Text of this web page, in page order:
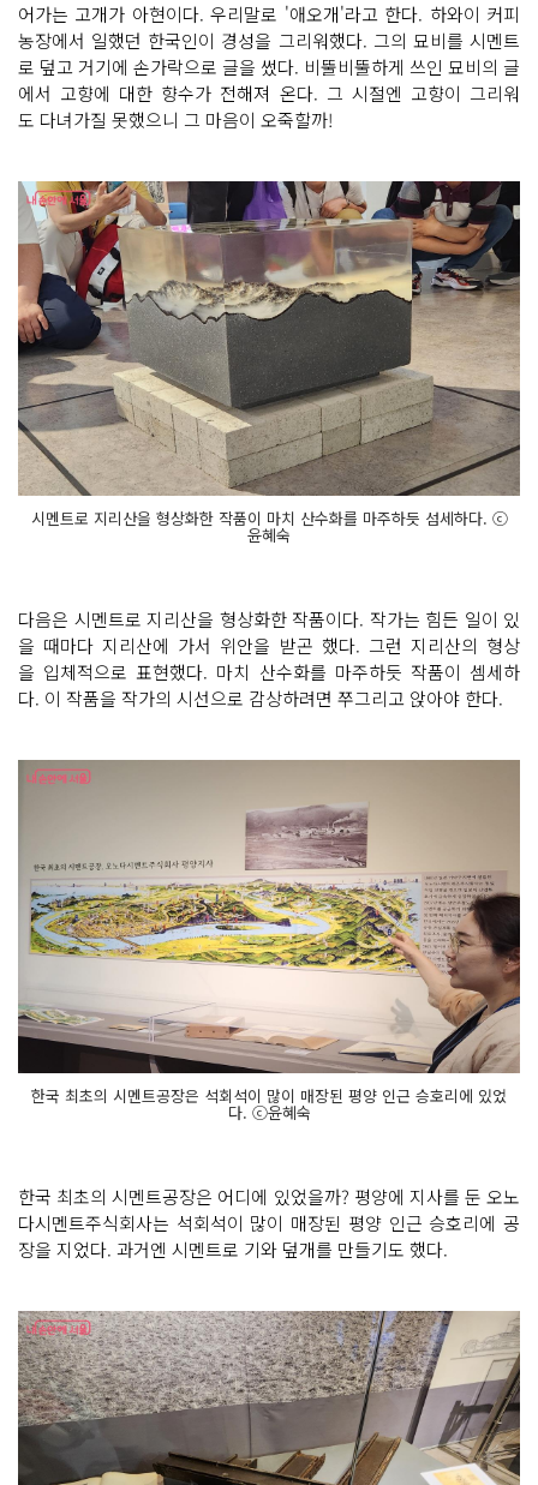
어가는 고개가 아현이다. 우리말로 '애오개'라고 한다. 하와이 커피
농장에서 일했던 한국인이 경성을 그리워했다. 그의 묘비를 시멘트
로 덮고 거기에 손가락으로 글을 썼다. 비뚤비뚤하게 쓰인 묘비의 글
에서 고향에 대한 향수가 전해져 온다. 그 시절엔 고향이 그리워
도 다녀가질 못했으니 그 마음이 오죽할까!
시멘트로 지리산을 형상화한 작품이 마치 산수화를 마주하듯 섬세하다. ⓒ
윤혜숙
다음은 시멘트로 지리산을 형상화한 작품이다. 작가는 힘든 일이 있
을 때마다 지리산에 가서 위안을 받곤 했다. 그런 지리산의 형상
을 입체적으로 표현했다. 마치 산수화를 마주하듯 작품이 셈세하
다. 이 작품을 작가의 시선으로 감상하려면 쭈그리고 앉아야 한다.
한국 최초의 시멘트공장은 석회석이 많이 매장된 평양 인근 승호리에 있었
다. ⓒ윤혜숙
한국 최초의 시멘트공장은 어디에 있었을까? 평양에 지사를 둔 오노
다시멘트주식회사는 석회석이 많이 매장된 평양 인근 승호리에 공
장을 지었다. 과거엔 시멘트로 기와 덮개를 만들기도 했다.